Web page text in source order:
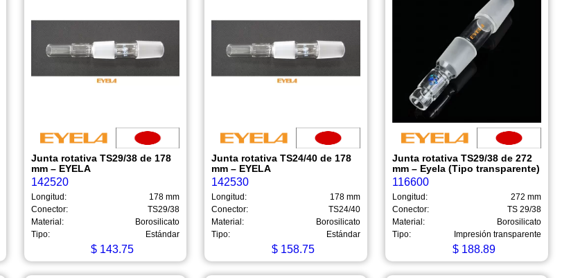
Junta rotativa TS29/38 de 178
mm – EYELA
142520
Longitud:
178 mm
Conector:
TS29/38
Material:
Borosilicato
Tipo:
Estándar
$ 143.75
Junta rotativa TS24/40 de 178
mm – EYELA
142530
Longitud:
178 mm
Conector:
TS24/40
Material:
Borosilicato
Tipo:
Estándar
$158.75
Junta rotativa TS29/38 de 272
mm – Eyela (Tipo transparente)
116600
Longitud:
272 mm
Conector:
TS 29/38
Material:
Borosilicato
Tipo:
Impresión transparente
$188.89